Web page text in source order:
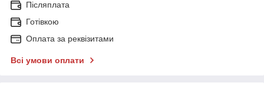
Післяплата
Готівкою
Оплата за реквізитами
Всі умови оплати